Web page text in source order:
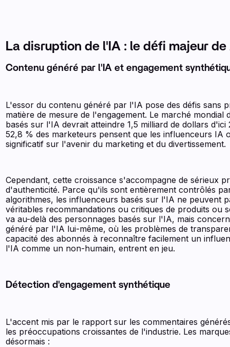
La disruption de l'IA : le défi majeur de
Contenu généré par l'IA et engagement
L'essor du contenu généré par l'IA pose des défis sans
matière de mesure de l'engagement. Le marché mondial
basés sur l'IA devrait atteindre 1,5 milliard de dollars d'ici
52,8 % des marketeurs pensent que les influenceurs IA
significatif sur l'avenir du marketing et du divertissement.
Cependant, cette croissance s'accompagne de sérieux
d'authenticité. Parce qu'ils sont entièrement contrôlés
algorithmes, les influenceurs basés sur l'IA ne peuvent
véritables recommandations ou critiques de produits ou
va au-delà des personnages basés sur l'IA, mais
généré par l'IA lui-même, où les problèmes de
capacité des abonnés à reconnaître facilement un
l'IA comme un non-humain, entrent en jeu.
Détection d'engagement synthétique
L'accent mis par le rapport sur les commentaires
les préoccupations croissantes de l'industrie. Les
désormais :